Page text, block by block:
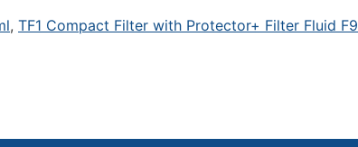
, TF1 Compact Filter with Protector+ Filter Fluid F9